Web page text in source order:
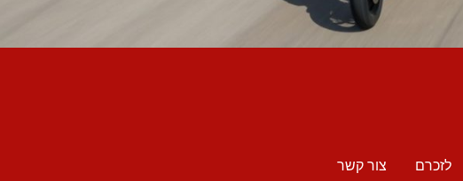
לזכרם צור קשר